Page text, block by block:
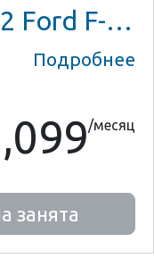
Ford F-150 Lariat Crew Cab
Подробнее
/месяц
занята